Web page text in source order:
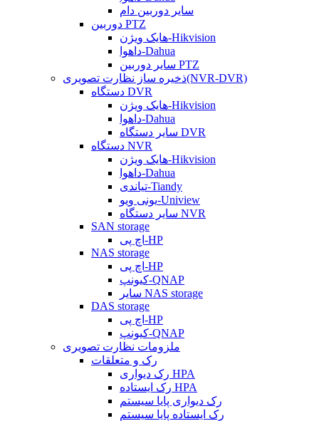
سایر دوربین دام
دوربین PTZ
هایک ویژن-Hikvision
داهوا-Dahua
سایر دوربین PTZ
ذخیره ساز نظارت تصویری(NVR-DVR)
دستگاه DVR
هایک ویژن-Hikvision
داهوا-Dahua
سایر دستگاه DVR
دستگاه NVR
هایک ویژن-Hikvision
داهوا-Dahua
تیاندی-Tiandy
یونی ویو-Uniview
سایر دستگاه NVR
SAN storage
اچ پی-HP
NAS storage
اچ پی-HP
کیونپ-QNAP
سایر NAS storage
DAS storage
اچ پی-HP
کیونپ-QNAP
ملزومات نظارت تصویری
رک و متعلقات
رک دیواری HPA
رک ایستاده HPA
رک دیواری پایا سیستم
رک ایستاده پایا سیستم